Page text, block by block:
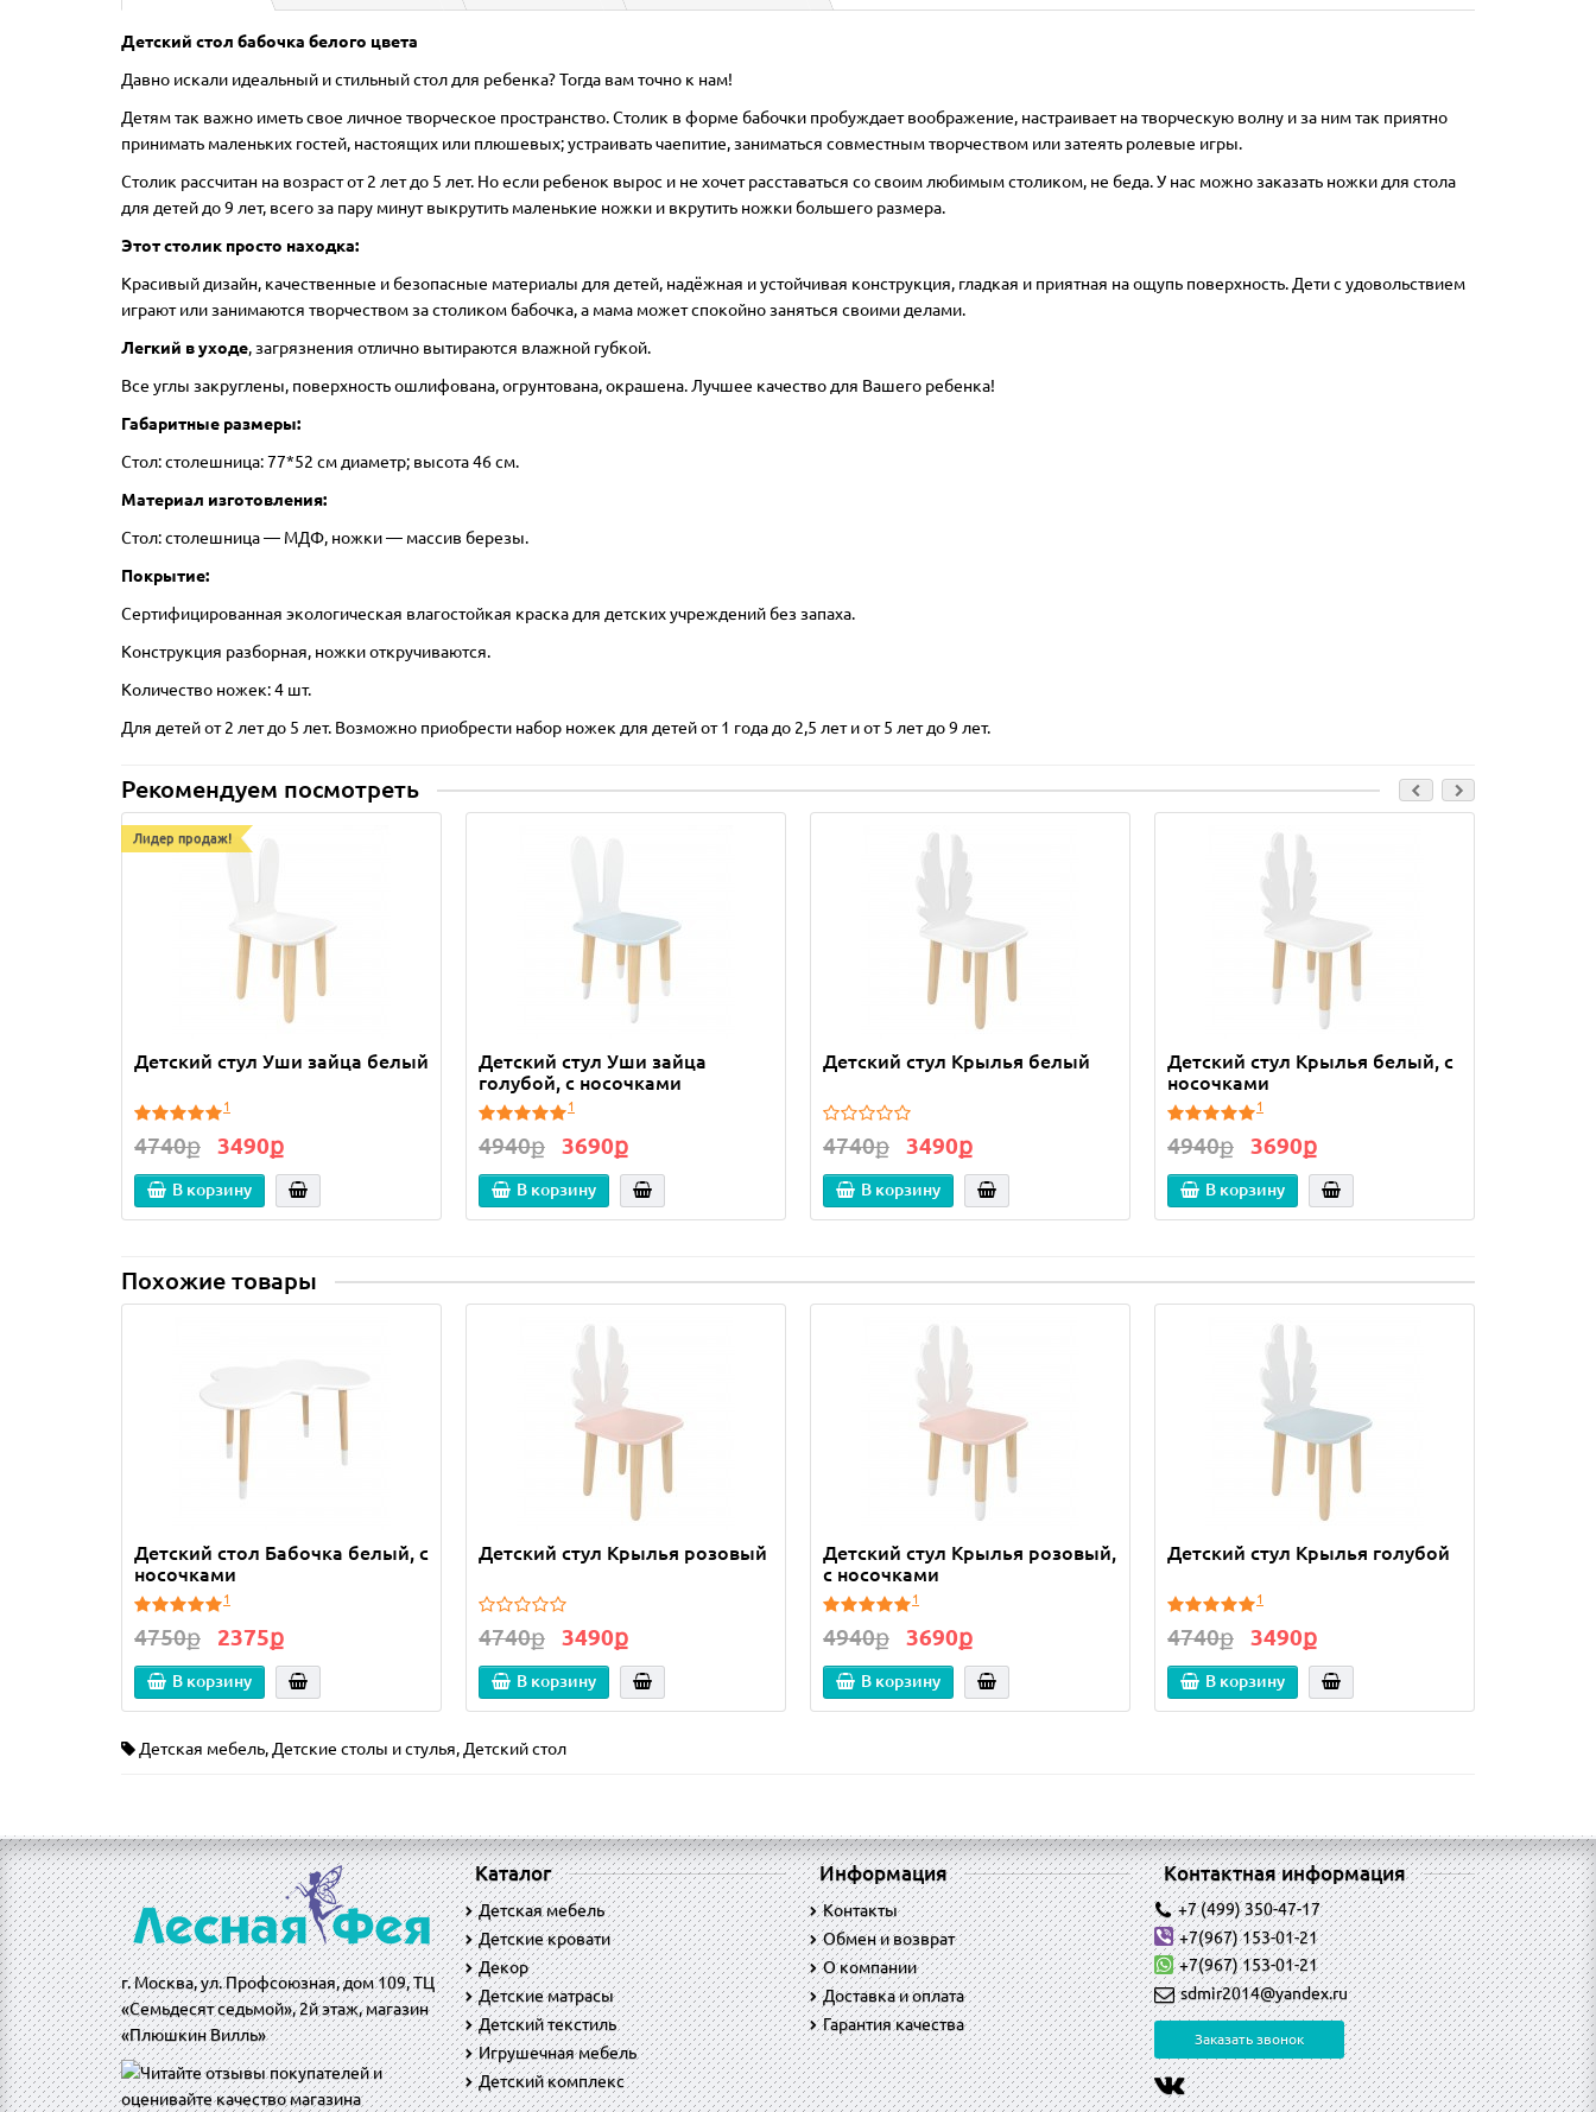
Детский стол бабочка белого цвета
Давно искали идеальный и стильный стол для ребенка? Тогда вам точно к нам!
Детям так важно иметь свое личное творческое пространство. Столик в форме бабочки пробуждает воображение, настраивает на творческую волну и за ним так приятно
принимать маленьких гостей, настоящих или плюшевых; устраивать чаепитие, заниматься совместным творчеством или затеять ролевые игры.
Столик рассчитан на возраст от 2 лет до 5 лет. Но если ребенок вырос и не хочет расставаться со своим любимым столиком, не беда. У нас можно заказать ножки для стола
для детей до 9 лет, всего за пару минут выкрутить маленькие ножки и вкрутить ножки большего размера.
Этот столик просто находка:
Красивый дизайн, качественные и безопасные материалы для детей, надёжная и устойчивая конструкция, гладкая и приятная на ощупь поверхность. Дети с удовольствием
играют или занимаются творчеством за столиком бабочка, а мама может спокойно заняться своими делами.
Легкий в уходе, загрязнения отлично вытираются влажной губкой.
Все углы закруглены, поверхность ошлифована, огрунтована, окрашена. Лучшее качество для Вашего ребенка!
Габаритные размеры:
Стол: столешница: 77*52 см диаметр; высота 46 см.
Материал изготовления:
Стол: столешница — МДФ, ножки — массив березы.
Покрытие:
Сертифицированная экологическая влагостойкая краска для детских учреждений без запаха.
Конструкция разборная, ножки откручиваются.
Количество ножек: 4 шт.
Для детей от 2 лет до 5 лет. Возможно приобрести набор ножек для детей от 1 года до 2,5 лет и от 5 лет до 9 лет.
Рекомендуем посмотреть
Лидер продаж!
Детский стул Уши зайца белый
1
4740ք 3490ք
В корзину
Детский стул Уши зайца
голубой, с носочками
1
4940ք 3690ք
В корзину
Детский стул Крылья белый
4740ք 3490ք
В корзину
Детский стул Крылья белый, с
носочками
1
4940ք 3690ք
В корзину
Похожие товары
Детский стол Бабочка белый, с
носочками
1
4750ք 2375ք
В корзину
Детский стул Крылья розовый
4740ք 3490ք
В корзину
Детский стул Крылья розовый,
с носочками
1
4940ք 3690ք
В корзину
Детский стул Крылья голубой
1
4740ք 3490ք
В корзину
Детская мебель,Детские столы и стулья,Детский стол
г. Москва, ул. Профсоюзная, дом 109, ТЦ
«Семьдесят седьмой», 2й этаж, магазин
«Плюшкин Вилль»
Каталог
Детская мебель
Детские кровати
Декор
Детские матрасы
Детский текстиль
Игрушечная мебель
Детский комплекс
Информация
Контакты
Обмен и возврат
O компании
Доставка и оплата
Гарантия качества
Контактная информация
+7 (499) 350-47-17
+7(967) 153-01-21
+7(967) 153-01-21
sdmir2014@yandex.ru
Заказать звонок